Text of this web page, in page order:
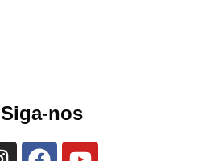
Siga-nos